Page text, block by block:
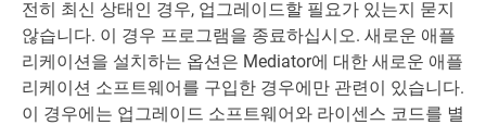
전히 최신 상태인 경우, 업그레이드할 필요가 있는지 묻지
않습니다. 이 경우 프로그램을 종료하십시오. 새로운 애플
리케이션을 설치하는 옵션은 Mediator에 대한 새로운 애플
리케이션 소프트웨어를 구입한 경우에만 관련이 있습니다.
이 경우에는 업그레이드 소프트웨어와 라이센스 코드를 별